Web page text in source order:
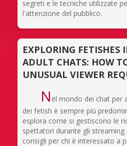
segreti e le tecniche utilizzate
l'attenzione del pubblico.
EXPLORING FETISHES
ADULT CHATS: HOW
UNUSUAL VIEWER
N el mondo dei chat per
dei fetish è sempre più
esplora come si gestiscono le
spettatori durante gli streaming
consigli per chi è interessato a